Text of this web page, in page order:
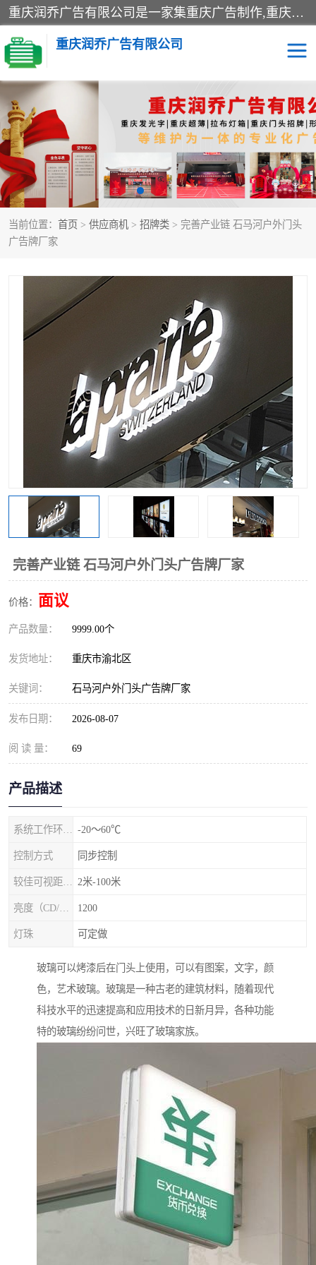
重庆润乔广告有限公司是一家集重庆广告制作,重庆标识标牌,亚克力发光字,led发光字,树脂发光字,超薄灯箱,拉布灯箱,吸塑灯箱,门头招牌,企业形象墙,写真喷绘,x展架,拉网展架,广告展架,条幅,锦旗设计,制作,施工,维护为一体的专业化广告公司.
重庆润乔广告有限公司
当前位置： 首页 > 供应商机 > 招牌类 > 完善产业链 石马河户外门头
广告牌厂家
完善产业链 石马河户外门头广告牌厂家
价格： 面议
产品数量： 9999.00个
发货地址： 重庆市渝北区
关键词： 石马河户外门头广告牌厂家
发布日期： 2026-08-07
阅 读 量： 69
产品描述
-20～60℃
控制方式 同步控制
2米-100米
1200
灯珠 可定做
玻璃可以烤漆后在门头上使用，可以有图案，文字，颜
色，艺术玻璃。玻璃是一种古老的建筑材料，随着现代
科技水平的迅速提高和应用技术的日新月异，各种功能
特的玻璃纷纷问世，兴旺了玻璃家族。
招牌类 发光字类
灯箱类 形象墙类
标识标牌类 写真喷绘类
展架 条幅